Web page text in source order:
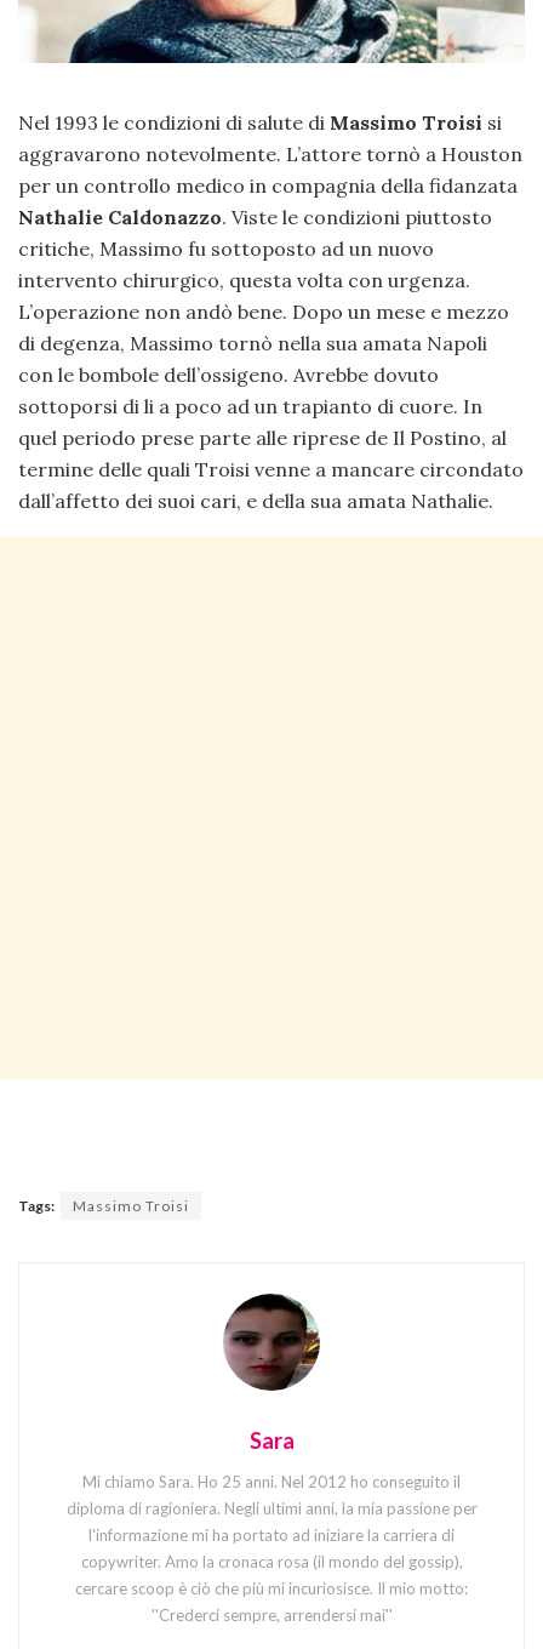
Nel 1993 le condizioni di salute di Massimo Troisi si
aggravarono notevolmente. L’attore tornò a Houston
per un controllo medico in compagnia della fidanzata
Nathalie Caldonazzo. Viste le condizioni piuttosto
critiche, Massimo fu sottoposto ad un nuovo
intervento chirurgico, questa volta con urgenza.
L’operazione non andò bene. Dopo un mese e mezzo
di degenza, Massimo tornò nella sua amata Napoli
con le bombole dell’ossigeno. Avrebbe dovuto
sottoporsi di li a poco ad un trapianto di cuore. In
quel periodo prese parte alle riprese de Il Postino, al
termine delle quali Troisi venne a mancare circondato
dall’affetto dei suoi cari, e della sua amata Nathalie.
Tags: Massimo Troisi
Sara
Mi chiamo Sara. Ho 25 anni. Nel 2012 ho conseguito il
diploma di ragioniera. Negli ultimi anni, la mia passione per
l'informazione mi ha portato ad iniziare la carriera di
copywriter. Amo la cronaca rosa (il mondo del gossip),
cercare scoop è ciò che più mi incuriosisce. Il mio motto:
''Crederci sempre, arrendersi mai''